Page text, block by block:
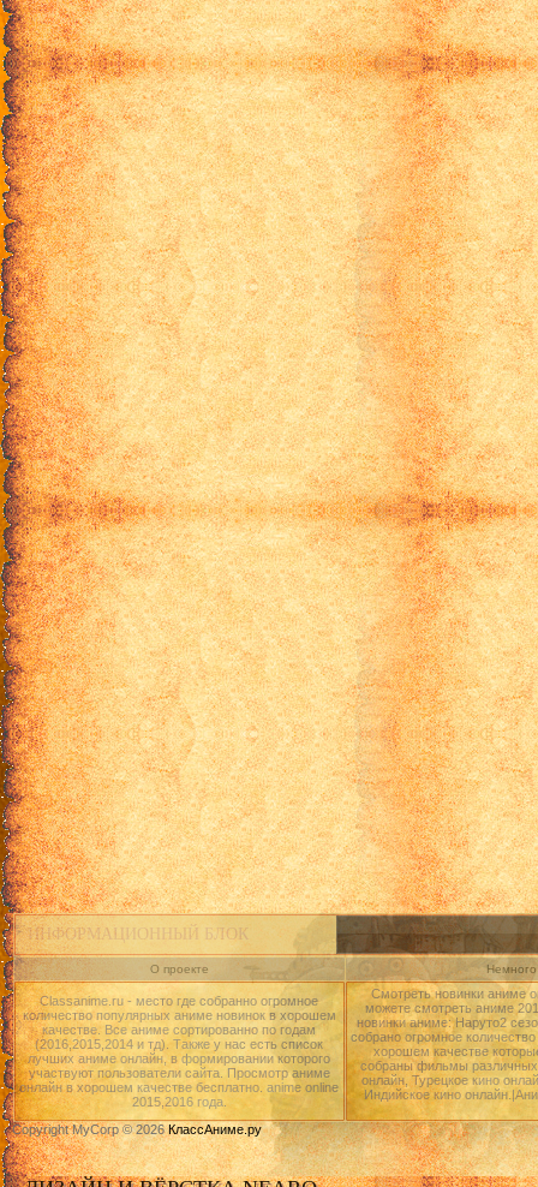
ИНФОРМАЦИОННЫЙ БЛОК
О проекте
Classanime.ru - место где собранно огромное
количество популярных аниме новинок в хорошем
качестве. Все аниме сортированно по годам
(2016,2015,2014 и тд). Также у нас есть список
лучших аниме онлайн, в формировании которого
участвуют пользователи сайта. Просмотр аниме
онлайн в хорошем качестве бесплатно. anime online
2015,2016 года.
Смотреть новинки аниме
можете смотреть аниме
новинки аниме: Наруто2
собрано огромное
хорошем качестве
собраны фильмы различных
онлайн, Турецкое кино
Индийское кино
Copyright MyCorp © 2026КлассАниме.ру